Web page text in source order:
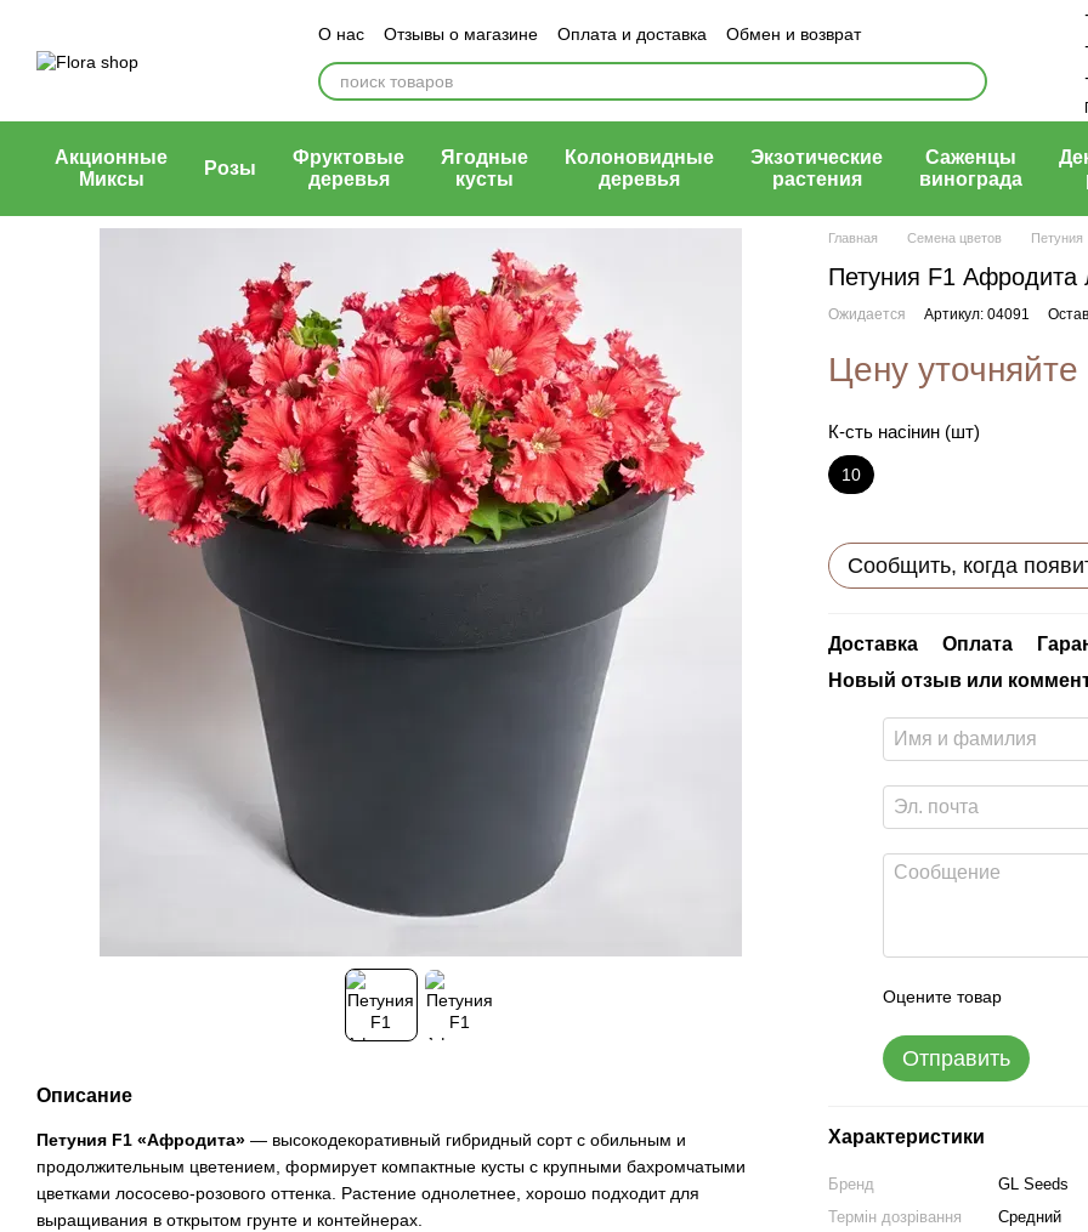
О нас Отзывы о магазине Оплата и доставка
Обмен и возврат
Блог магазина
Публичный договор (оферта)
Акционные
Миксы
Розы
Фруктовые
деревья
Ягодные
кусты
Колоновидные
деревья
Экзотические
растения
Саженцы
винограда
Описание
Петуния F1 «Афродита» — высокодекоративный гибридный сорт с обильным и
продолжительным цветением, формирует компактные кусты с крупными бахромчатыми
цветками лососево-розового оттенка. Растение однолетнее, хорошо подходит для
выращивания в открытом грунте и контейнерах.
Главная Семена цветов Петуния
Петуния F1 Афродита
Ожидается Артикул: 04091
Цену уточняйте
К-сть насінин (шт)
10
Сообщить, когда
Доставка Оплата
Новый отзыв или
Оцените товар
Отправить
Характеристики
Бренд
GL Seeds
Термін дозрівання
Средний